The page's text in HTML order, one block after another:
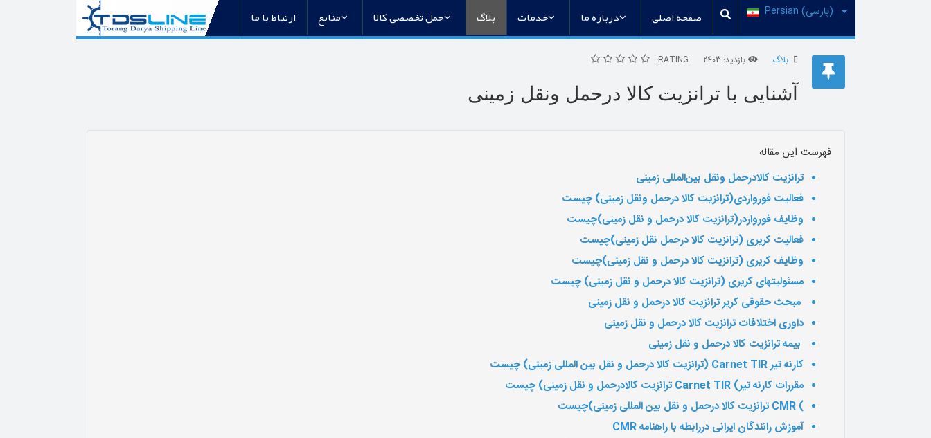
(پارسی) Persian صفحه اصلی درباره ما خدمات بلاگ حمل تخصصی کالا منابع ارتباط با ما
بلاگ بازدید: 2403 RATING:
آشنایی با ترانزیت کالا درحمل ونقل زمینی
فهرست این مقاله
ترانزیت کالادرحمل ونقل بین‌المللی زمینی
فعالیت فورواردی(ترانزیت کالا درحمل ونقل زمینی) چیست
وظایف فورواردر(ترانزیت کالا درحمل و نقل زمینی)چیست
فعالیت کریری (ترانزیت کالا درحمل نقل زمینی)چیست
وظایف کریری (ترانزیت کالا درحمل و نقل زمینی)چیست
مسئولیتهای کریری (ترانزیت کالا درحمل و نقل زمینی) چیست
مبحث حقوقی کریر ترانزیت کالا درحمل و نقل زمینی
داوری اختلافات ترانزیت کالا درحمل و نقل زمینی
بیمه ترانزیت کالا درحمل و نقل زمینی
کارنه تیر Carnet TIR (ترانزیت کالا درحمل و نقل بین المللی زمینی) چیست
مقررات کارنه تیر) Carnet TIR ترانزیت کالادرحمل و نقل زمینی) چیست
) CMR ترانزیت کالا درحمل و نقل بین المللی زمینی)چیست
آموزش رانندگان ایرانی دررابطه با راهنامه CMR